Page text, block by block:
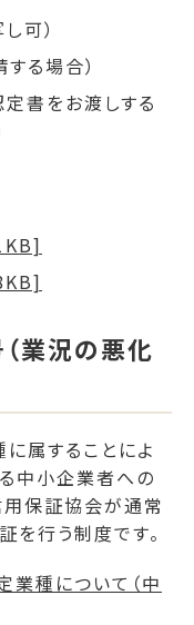
可）
る場合）
書をお渡しする
業況の悪化
属することによ
中小企業者への
保証協会が通常
行う制度です。
業種について（中